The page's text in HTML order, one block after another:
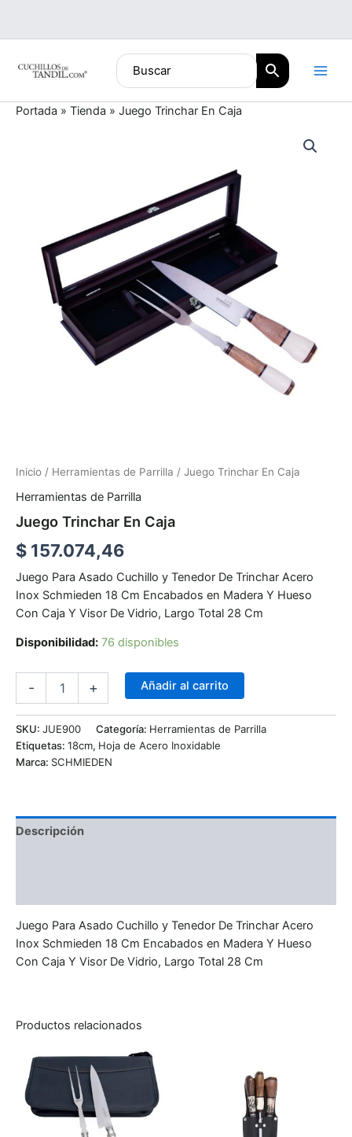
contenido
Portada » Tienda » Juego Trinchar En Caja
Inicio / Herramientas de Parrilla / Juego Trinchar En Caja
Herramientas de Parrilla
Juego Trinchar En Caja
$ 157.074,46
Juego Para Asado Cuchillo y Tenedor De Trinchar Acero
Inox Schmieden 18 Cm Encabados en Madera Y Hueso
Con Caja Y Visor De Vidrio, Largo Total 28 Cm
Disponibilidad: 76 disponibles
- + Añadir al carrito
SKU: JUE900 Categoría: Herramientas de Parrilla
Etiquetas: 18cm, Hoja de Acero Inoxidable
Marca: SCHMIEDEN
Descripción
Juego Para Asado Cuchillo y Tenedor De Trinchar Acero
Inox Schmieden 18 Cm Encabados en Madera Y Hueso
Con Caja Y Visor De Vidrio, Largo Total 28 Cm
Productos relacionados